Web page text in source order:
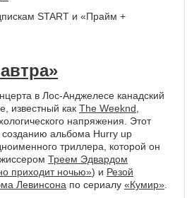
START и «Прайм +
в Лос-Анджелесе канадский
известный как The Weeknd
напряжения. Этот
созданию альбома Hurry up
триллера, которой он
Треем Эдвардом
приходит ночью») и Резой
Левинсона по сериалу «Кумир»